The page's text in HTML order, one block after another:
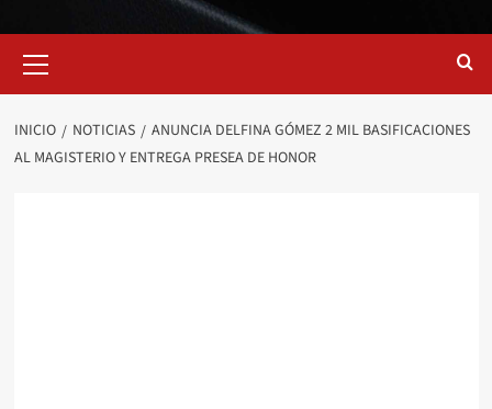
INICIO NOTICIAS
ANUNCIA DELFINA GÓMEZ 2 MIL BASIFICACIONES
AL MAGISTERIO Y ENTREGA PRESEA DE HONOR